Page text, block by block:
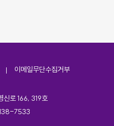
이메일무단수집거부
신로 166, 319호
7533